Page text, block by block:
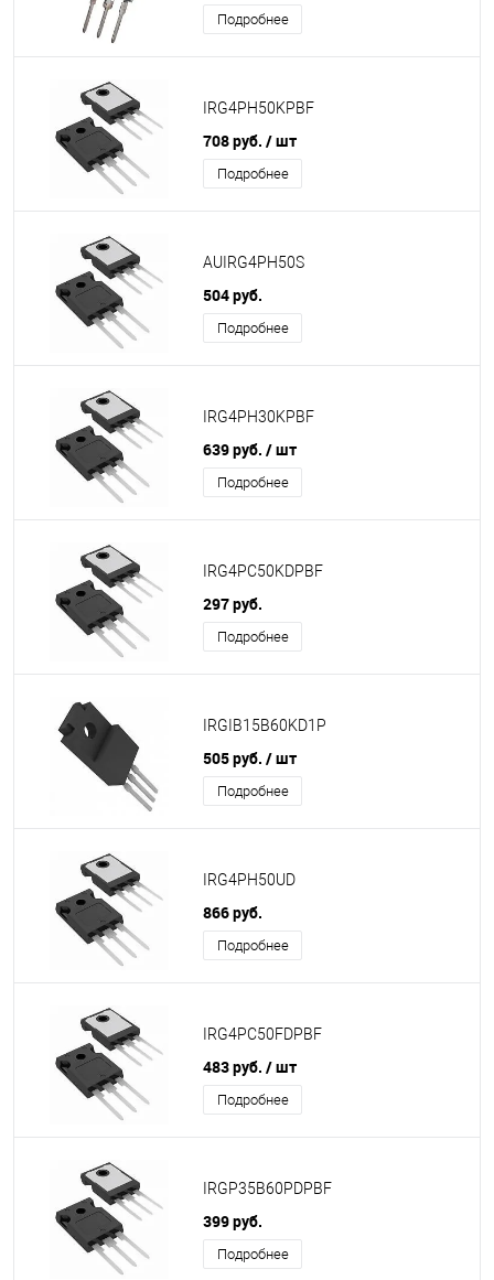
Подробнее
IRG4PH50KPBF
708 руб. / шт
Подробнее
AUIRG4PH50S
504 руб.
Подробнее
IRG4PH30KPBF
639 руб. / шт
Подробнее
IRG4PC50KDPBF
297 руб.
Подробнее
IRGIB15B60KD1P
505 руб. / шт
Подробнее
IRG4PH50UD
866 руб.
Подробнее
IRG4PC50FDPBF
483 руб. / шт
Подробнее
IRGP35B60PDPBF
399 руб.
Подробнее